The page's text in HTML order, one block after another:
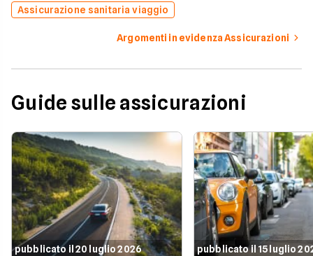
Assicurazione sanitaria viaggio
Argomenti in evidenza Assicurazioni
Guide sulle assicurazioni
pubblicato il 20 luglio 2026 pubblicato il 15 luglio